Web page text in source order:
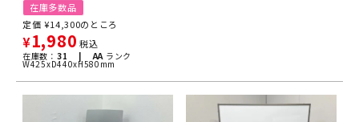
在庫多数品
定価 ¥14,300のところ
¥1,980 税込
在庫数： 31 | AA ランク
W425xD440xH580mm